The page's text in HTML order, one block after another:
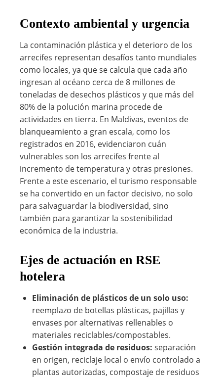
Contexto ambiental y urgencia
La contaminación plástica y el deterioro de los
arrecifes representan desafíos tanto mundiales
como locales, ya que se calcula que cada año
ingresan al océano cerca de 8 millones de
toneladas de desechos plásticos y que más del
80% de la polución marina procede de
actividades en tierra. En Maldivas, eventos de
blanqueamiento a gran escala, como los
registrados en 2016, evidenciaron cuán
vulnerables son los arrecifes frente al
incremento de temperatura y otras presiones.
Frente a este escenario, el turismo responsable
se ha convertido en un factor decisivo, no solo
para salvaguardar la biodiversidad, sino
también para garantizar la sostenibilidad
económica de la industria.
Ejes de actuación en RSE
hotelera
Eliminación de plásticos de un solo uso:
reemplazo de botellas plásticas, pajillas y
envases por alternativas rellenables o
materiales reciclables/compostables.
Gestión integrada de residuos: separación
en origen, reciclaje local o envío controlado a
plantas autorizadas, compostaje de residuos